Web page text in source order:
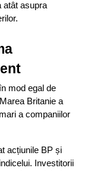
atât asupra
mod egal de
Britanie a
a companiilor
acțiunile BP și
Investitorii